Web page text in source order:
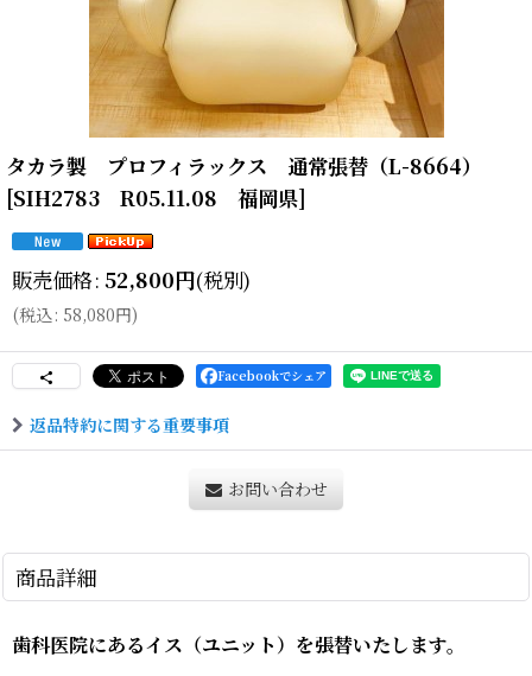
タカラ製 プロフィラックス 通常張替（L-8664）
[SIH2783 R05.11.08 福岡県]
販売価格: 52,800円(税別)
(税込: 58,080円)
Facebookでシェア
返品特約に関する重要事項
お問い合わせ
商品詳細
歯科医院にあるイス（ユニット）を張替いたします。